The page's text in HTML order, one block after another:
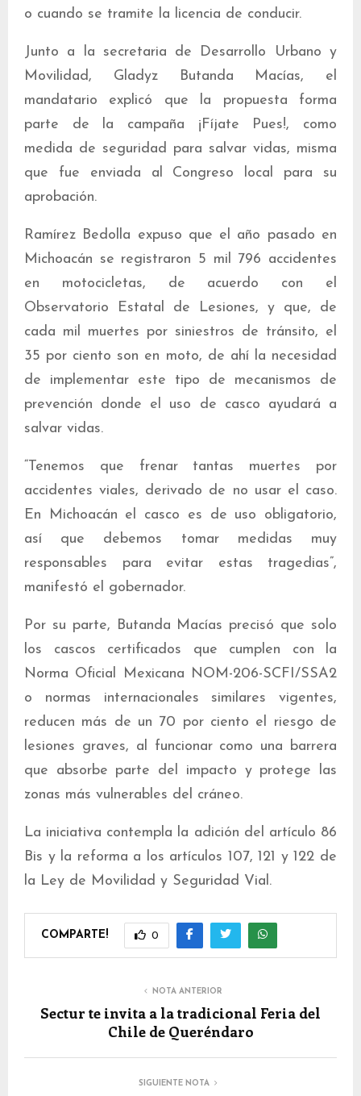
o cuando se tramite la licencia de conducir.
Junto a la secretaria de Desarrollo Urbano y
Movilidad, Gladyz Butanda Macías, el
mandatario explicó que la propuesta forma
parte de la campaña ¡Fíjate Pues!, como
medida de seguridad para salvar vidas, misma
que fue enviada al Congreso local para su
aprobación.
Ramírez Bedolla expuso que el año pasado en
Michoacán se registraron 5 mil 796 accidentes
en motocicletas, de acuerdo con el
Observatorio Estatal de Lesiones, y que, de
cada mil muertes por siniestros de tránsito, el
35 por ciento son en moto, de ahí la necesidad
de implementar este tipo de mecanismos de
prevención donde el uso de casco ayudará a
salvar vidas.
“Tenemos que frenar tantas muertes por
accidentes viales, derivado de no usar el caso.
En Michoacán el casco es de uso obligatorio,
así que debemos tomar medidas muy
responsables para evitar estas tragedias”,
manifestó el gobernador.
Por su parte, Butanda Macías precisó que solo
los cascos certificados que cumplen con la
Norma Oficial Mexicana NOM-206-SCFI/SSA2
o normas internacionales similares vigentes,
reducen más de un 70 por ciento el riesgo de
lesiones graves, al funcionar como una barrera
que absorbe parte del impacto y protege las
zonas más vulnerables del cráneo.
La iniciativa contempla la adición del artículo 86
Bis y la reforma a los artículos 107, 121 y 122 de
la Ley de Movilidad y Seguridad Vial.
COMPARTE! 0
NOTA ANTERIOR
Sectur te invita a la tradicional Feria del
Chile de Queréndaro
SIGUIENTE NOTA